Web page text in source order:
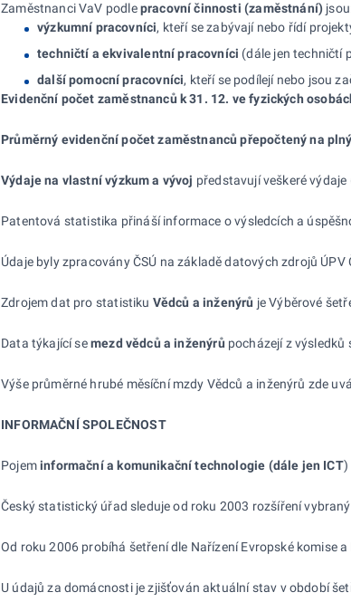
Zaměstnanci VaV podlepracovní činnosti (zaměstnání)
výzkumní pracovníci, kteří se zabývají nebo řídí
techničtí a ekvivalentní pracovníci (dále jen techničtí
další pomocní pracovníci, kteří se podílejí nebo jsou
Evidenční počet zaměstnanců k 31. 12. ve fyzických
Průměrný evidenční počet zaměstnanců přepočtený na
Výdaje na vlastní výzkum a vývoj představují veškeré
Patentová statistika přináší informace o výsledcích a
Údaje byly zpracovány ČSÚ na základě datových zdrojů
Zdrojem dat pro statistiku Vědců a inženýrů je Výběrové
Data týkající semezd vědců a inženýrů pocházejí z
Výše průměrné hrubé měsíční mzdy Vědců a inženýrů zde
INFORMAČNÍ SPOLEČNOST
Pojeminformační a komunikační technologie (dále jen ICT)
Český statistický úřad sleduje od roku 2003 rozšíření
Od roku 2006 probíhá šetření dle Nařízení Evropské komise
U údajů za domácnosti je zjišťován aktuální stav v období